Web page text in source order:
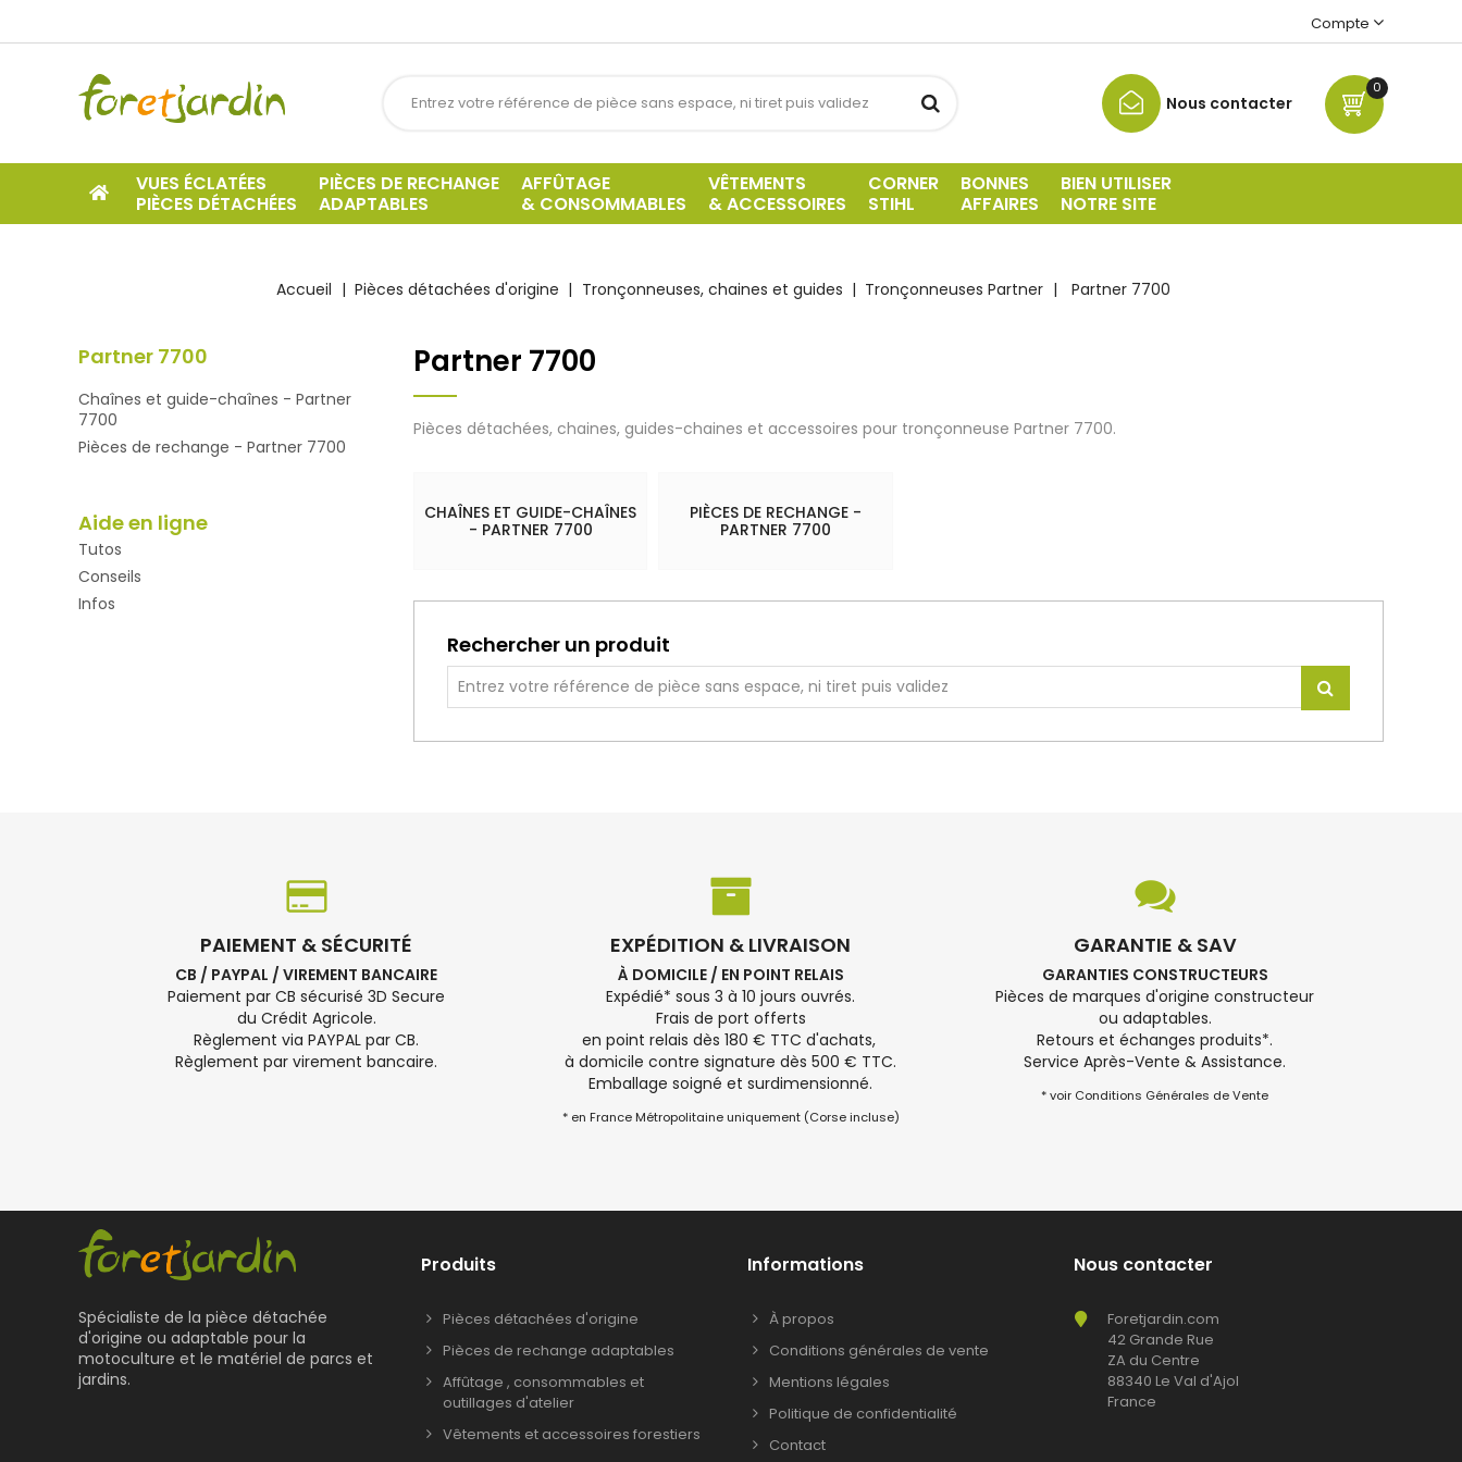
Compte
0
Nous contacter
VUES ÉCLATÉES
PIÈCES DÉTACHÉES
PIÈCES DE RECHANGE
ADAPTABLES
AFFÛTAGE
& CONSOMMABLES
VÊTEMENTS
& ACCESSOIRES
CORNER
STIHL
BONNES
AFFAIRES
BIEN UTILISER
NOTRE SITE
Accueil Pièces détachées d'origine Tronçonneuses, chaines et guides Tronçonneuses Partner Partner 7700
Partner 7700
Chaînes et guide-chaînes - Partner
7700
Pièces de rechange - Partner 7700
Aide en ligne
Tutos
Conseils
Infos
Partner 7700
Pièces détachées, chaines, guides-chaines et accessoires pour tronçonneuse Partner 7700.
CHAÎNES ET GUIDE-CHAÎNES
- PARTNER 7700
PIÈCES DE RECHANGE -
PARTNER 7700
Rechercher un produit
PAIEMENT & SÉCURITÉ
CB / PAYPAL / VIREMENT BANCAIRE
Paiement par CB sécurisé 3D Secure
du Crédit Agricole.
Règlement via PAYPAL par CB.
Règlement par virement bancaire.
EXPÉDITION & LIVRAISON
À DOMICILE / EN POINT RELAIS
Expédié* sous 3 à 10 jours ouvrés.
Frais de port offerts
en point relais dès 180 € TTC d'achats,
à domicile contre signature dès 500 € TTC.
Emballage soigné et surdimensionné.
* en France Métropolitaine uniquement (Corse incluse)
GARANTIE & SAV
GARANTIES CONSTRUCTEURS
Pièces de marques d'origine constructeur
ou adaptables.
Retours et échanges produits*.
Service Après-Vente & Assistance.
* voir Conditions Générales de Vente
Spécialiste de la pièce détachée
d'origine ou adaptable pour la
motoculture et le matériel de parcs et
jardins.
Produits
Pièces détachées d'origine
Pièces de rechange adaptables
Affûtage , consommables et
outillages d'atelier
Vêtements et accessoires forestiers
Informations
À propos
Conditions générales de vente
Mentions légales
Politique de confidentialité
Contact
Nous contacter
Foretjardin.com
42 Grande Rue
ZA du Centre
88340 Le Val d'Ajol
France